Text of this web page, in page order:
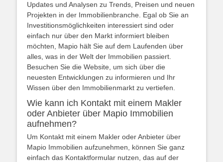
Updates und Analysen zu Trends, Preisen und neuen
Projekten in der Immobilienbranche. Egal ob Sie an
Investitionsmöglichkeiten interessiert sind oder
einfach nur über den Markt informiert bleiben
möchten, Mapio hält Sie auf dem Laufenden über
alles, was in der Welt der Immobilien passiert.
Besuchen Sie die Website, um sich über die
neuesten Entwicklungen zu informieren und Ihr
Wissen über den Immobilienmarkt zu vertiefen.
Wie kann ich Kontakt mit einem Makler
oder Anbieter über Mapio Immobilien
aufnehmen?
Um Kontakt mit einem Makler oder Anbieter über
Mapio Immobilien aufzunehmen, können Sie ganz
einfach das Kontaktformular nutzen, das auf der